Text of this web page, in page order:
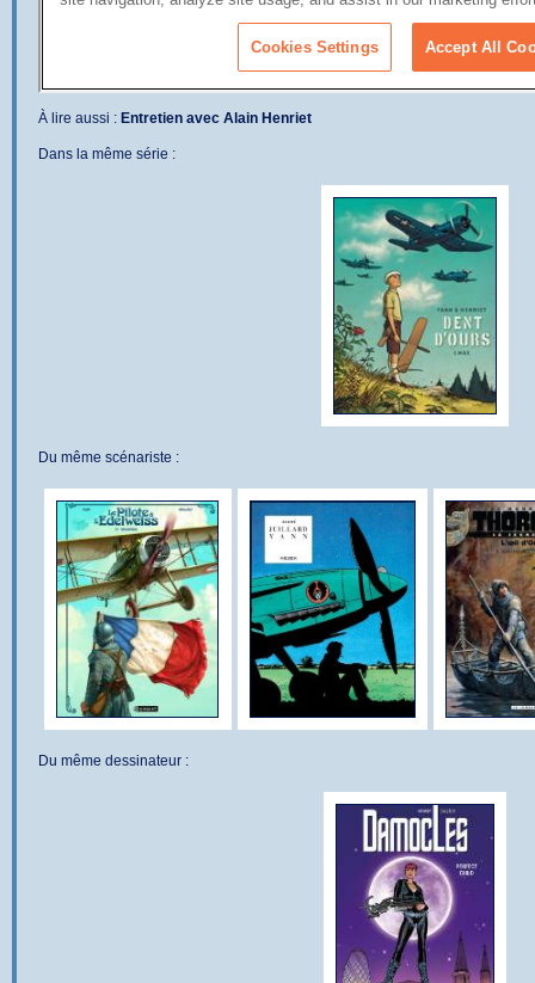
À lire aussi : Entretien avec Alain Henriet
Dans la même série :
Du même scénariste :
Du même dessinateur :